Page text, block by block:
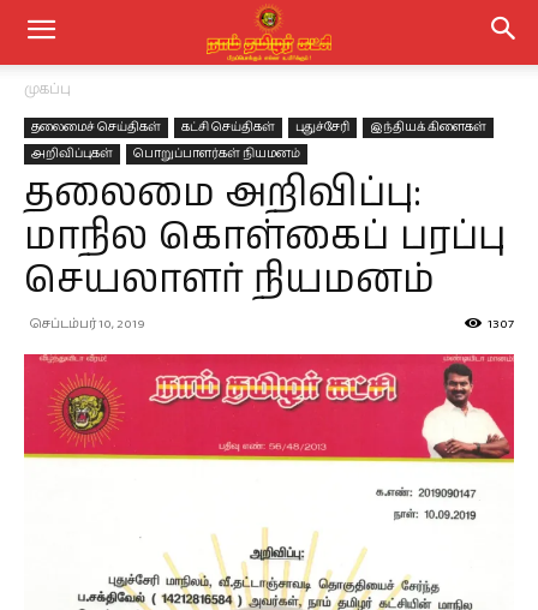
முகப்பு
தலைமைச் செய்திகள் கட்சி செய்திகள் புதுச்சேரி
இந்தியக் கிளைகள்
அறிவிப்புகள்
பொறுப்பாளர்கள் நியமனம்
தலைமை அறிவிப்பு:
மாநில கொள்கைப் பரப்பு
செயலாளர் நியமனம்
செப்டம்பர் 10, 2019 1307